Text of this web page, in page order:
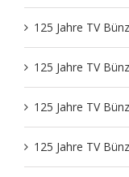
Volleyball Damen
Partner,
125 Jahre TV
125 Jahre TV
125 Jahre TV
125 Jahre TV